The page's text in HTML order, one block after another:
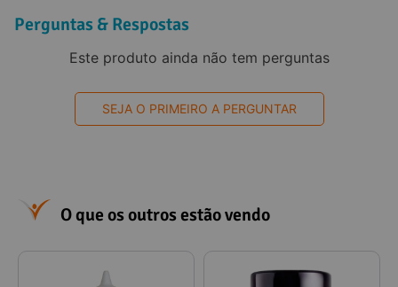
Perguntas & Respostas
Este produto ainda não tem perguntas
SEJA O PRIMEIRO A PERGUNTAR
O que os outros estão vendo